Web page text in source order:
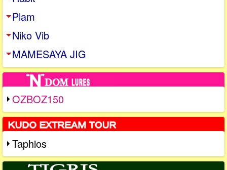
Plam
Niko Vib
MAMESAYA JIG
OZBOZ150
Taphios